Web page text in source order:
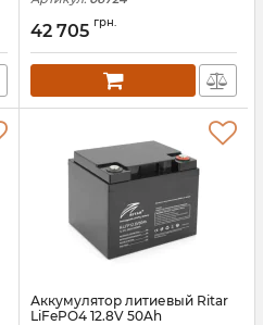
42 705 грн.
Аккумулятор литиевый Ritar
LiFePO4 12.8V 50Ah